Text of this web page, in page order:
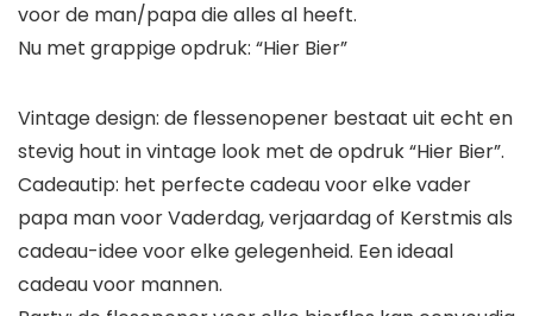
voor de man/papa die alles al heeft.
Nu met grappige opdruk: “Hier Bier”
Vintage design: de flessenopener bestaat uit echt en
stevig hout in vintage look met de opdruk “Hier Bier”.
Cadeautip: het perfecte cadeau voor elke vader
papa man voor Vaderdag, verjaardag of Kerstmis als
cadeau-idee voor elke gelegenheid. Een ideaal
cadeau voor mannen.